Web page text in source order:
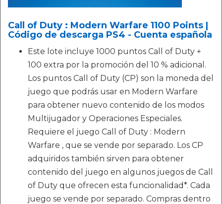
Call of Duty : Modern Warfare 1100 Points |
Código de descarga PS4 - Cuenta española
Este lote incluye 1000 puntos Call of Duty +
100 extra por la promoción del 10 % adicional.
Los puntos Call of Duty (CP) son la moneda del
juego que podrás usar en Modern Warfare
para obtener nuevo contenido de los modos
Multijugador y Operaciones Especiales.
Requiere el juego Call of Duty : Modern
Warfare , que se vende por separado. Los CP
adquiridos también sirven para obtener
contenido del juego en algunos juegos de Call
of Duty que ofrecen esta funcionalidad*. Cada
juego se vende por separado. Compras dentro